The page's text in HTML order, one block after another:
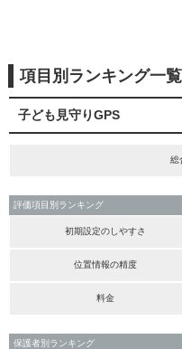
項目別ランキング一覧
子ども見守りGPS
総
評価項目別ランキング
初期設定のしやすさ
位置情報の精度
料金
保護者別ランキング